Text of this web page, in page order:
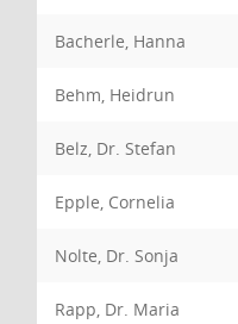
Bacherle, Hanna
Behm, Heidrun
Belz, Dr. Stefan
Epple, Cornelia
Nolte, Dr. Sonja
Rapp, Dr. Maria